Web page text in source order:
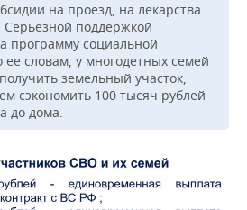
на проезд, на лекарства
Серьезной поддержкой
программу социальной
словам, у многодетных семей
земельный участок,
сэкономить 100 тысяч рублей
до дома.